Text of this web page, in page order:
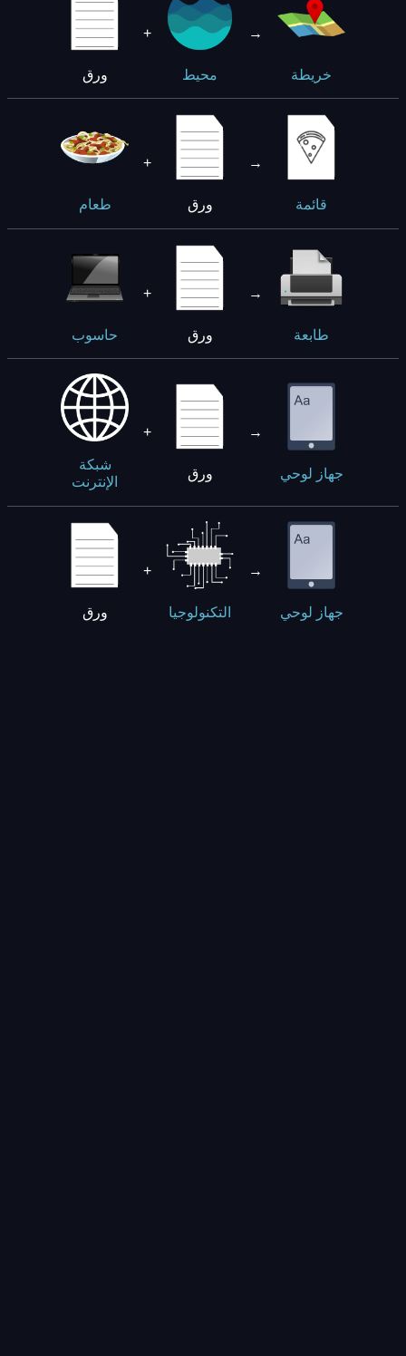
ورق
+
محيط
→
خريطة
طعام
+
ورق
→
قائمة
حاسوب
+
ورق
→
طابعة
شبكة
الإنترنت
+
ورق
→
جهاز لوحي
ورق
+
التكنولوجيا
→
جهاز لوحي